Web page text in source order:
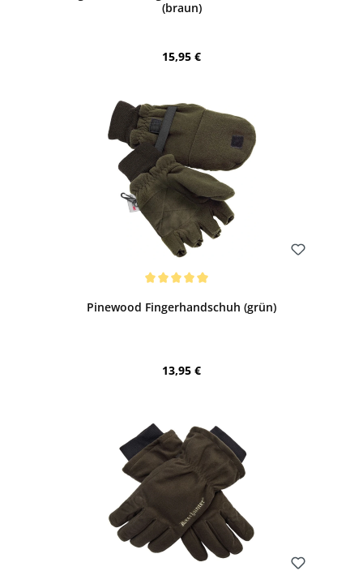
(braun)
Regulärer Preis:
15,95 €
Pinewood Fingerhandschuh (grün)
Regulärer Preis:
13,95 €